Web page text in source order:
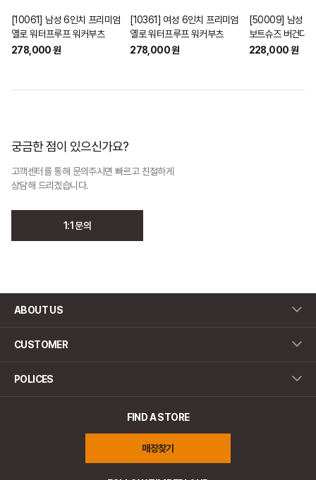
[10061] 남성 6인치 프리미엄
옐로 워터프루프 워커부츠
278,000 원
[10361] 여성 6인치 프리미엄
옐로 워터프루프 워커부츠
278,000 원
[50009] 남성 클
보트슈즈 버건디
228,000 원
궁금한 점이 있으신가요?
고객센터를 통해 문의주시면 빠르고 친절하게
상담해 드리겠습니다.
1:1 문의
ABOUT US
CUSTOMER
POLICES
FIND A STORE
매장찾기